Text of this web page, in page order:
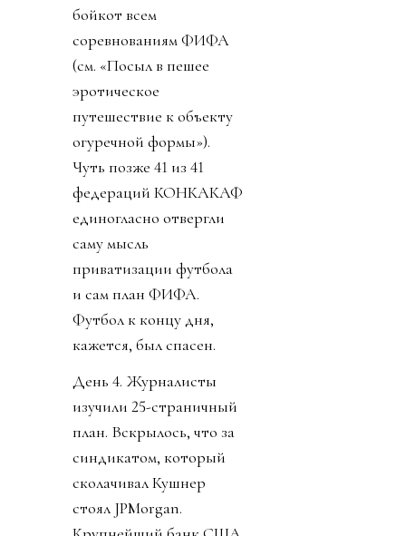
бойкот всем
соревнованиям ФИФА
(см. «Посыл в пешее
эротическое
путешествие к объекту
огуречной формы»).
Чуть позже 41 из 41
федераций КОНКАКАФ
единогласно отвергли
саму мысль
приватизации футбола
и сам план ФИФА.
Футбол к концу дня,
кажется, был спасен.
День 4. Журналисты
изучили 25-страничный
план. Вскрылось, что за
синдикатом, который
сколачивал Кушнер
стоял JPMorgan.